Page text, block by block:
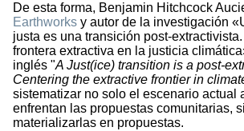
De esta forma, Benjamin Hitchcock
Earthworks y autor de la investigación
justa es una transición post-
frontera extractiva en la justicia
inglés "A Just(ice) transition is a post-
Centering the extractive frontier in
sistematizar no solo el escenario actual
enfrentan las propuestas comunitarias,
materializarlas en propuestas.